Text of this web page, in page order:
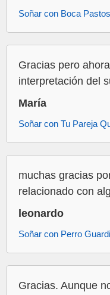
Soñar con Boca
Gracias pero
interpretación del
María
Soñar con Tu Pareja
muchas gracias
relacionado con
leonardo
Soñar con Perro
Gracias. Aunque